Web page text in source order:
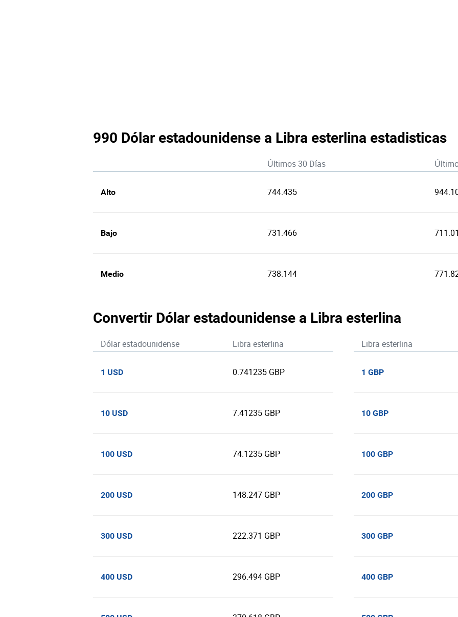
990 Dólar estadounidense a Libra esterlina estadisticas
Últimos 30 Días
Alto 744.435
Bajo 731.466
Medio 738.144
Convertir Dólar estadounidense a Libra esterlina
Dólar estadounidense Libra esterlina
1 USD 0.741235 GBP
10 USD 7.41235 GBP
100 USD 74.1235 GBP
200 USD 148.247 GBP
300 USD 222.371 GBP
400 USD 296.494 GBP
Libra esterlina
1 GBP
10 GBP
100 GBP
200 GBP
300 GBP
400 GBP